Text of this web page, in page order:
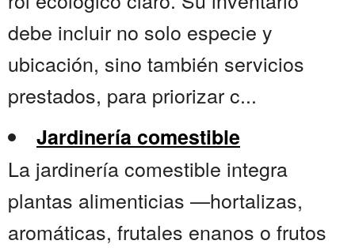
debe incluir no solo especie y
ubicación, sino también servicios
prestados, para priorizar c...
Jardinería comestible
La jardinería comestible integra
plantas alimenticias —hortalizas,
aromáticas, frutales enanos o frutos